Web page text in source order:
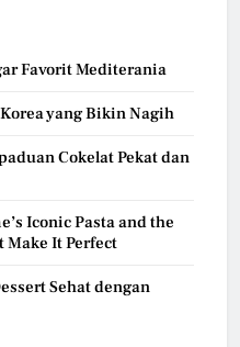
Favorit Mediterania
yang Bikin Nagih
Cokelat Pekat dan
Iconic Pasta and the
It Perfect
Sehat dengan